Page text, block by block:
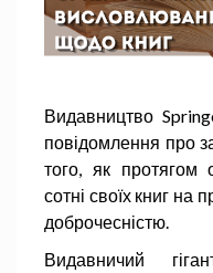
Видавництво
повідомлення про
того, як протягом
сотні своїх книг на
доброчесністю.
Видавничий